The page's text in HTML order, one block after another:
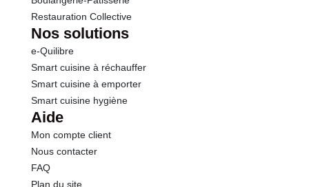
Restauration Collective
Nos solutions
e-Quilibre
Smart cuisine à réchauffer
Smart cuisine à emporter
Smart cuisine hygiène
Aide
Mon compte client
Nous contacter
FAQ
Plan du site